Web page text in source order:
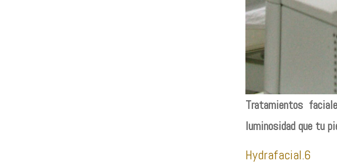
Tratamientos
luminosidad que tu
Hydrafacial.6